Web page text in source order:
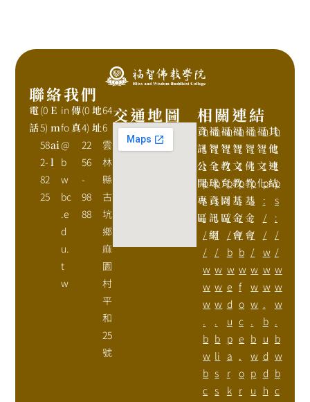
聯絡我們
電
話
(0
5)
58
2-
82
25
E
m
ai
l
in
fo
@
b
w
bc
.e
d
u.
t
w
傳
真
(0
4)
22
56
-
98
88
地
址
64
6
雲
林
縣
古
坑
鄉
麻
園
村
平
和
25
號
交通地圖 相關連結
資
訊
公
開
專
區
h
t
t
p
s
:
/
/
w
w
w
.
b
w
b
c
福
智
全
球
資
訊
網
h
t
t
p
s
:
/
/
w
w
w
.
b
li
s
s
福
智
教
育
園
區
h
t
t
p
:
/
/
b
w
e
d
u
p
a
r
k
福
智
文
教
基
金
會
h
t
t
p
:
/
/
b
w
f
o
c
e
.
o
r
福
智
佛
教
基
金
會
h
t
t
p
s
:
/
/
w
w
w
.
b
w
p
u
福
智
文
化
h
t
t
p
:
/
/
w
w
w
.
b
u
d
d
h
其
他
連
結
h
t
t
p
s
:
/
/
w
w
w
.
b
w
b
c